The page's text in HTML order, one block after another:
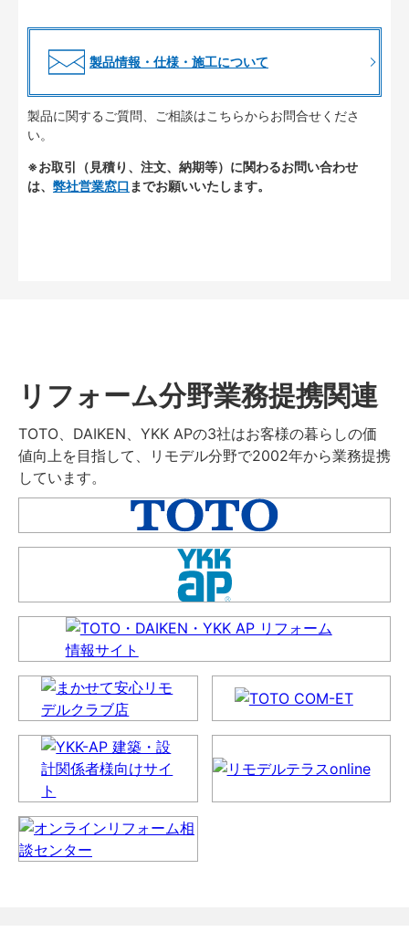
製品情報・仕様・施工について
製品に関するご質問、ご相談はこちらからお問合せくださ
い。
※お取引（見積り、注文、納期等）に関わるお問い合わせ
は、 弊社営業窓口 までお願いいたします。
リフォーム分野業務提携関連
TOTO、DAIKEN、YKK APの3社はお客様の暮らしの価
値向上を目指して、リモデル分野で2002年から業務提携
しています。